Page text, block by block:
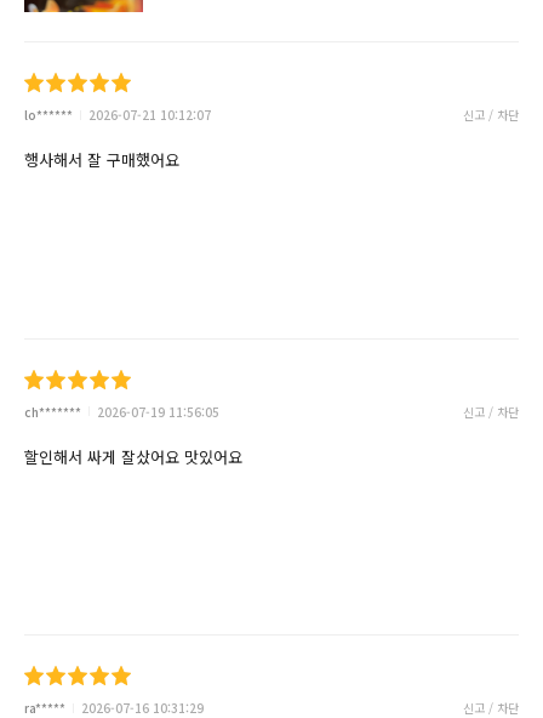
lo****** 2026-07-21 10:12:07 신고 / 차단
행사해서 잘 구매했어요
ch******* 2026-07-19 11:56:05 신고 / 차단
할인해서 싸게 잘샀어요 맛있어요
ra***** 2026-07-16 10:31:29 신고 / 차단